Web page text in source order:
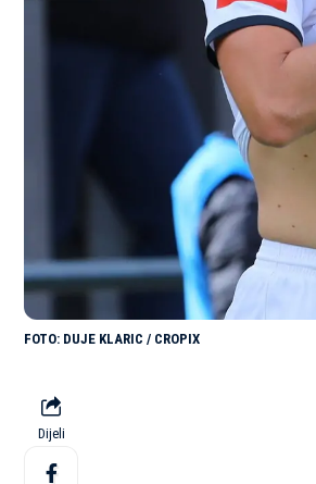
DUJE KLARIC / CROPIX
Dijeli